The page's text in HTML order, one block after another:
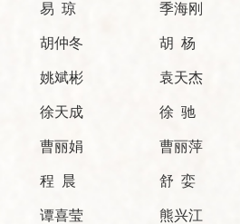
易 琼 季海刚
胡仲冬 胡 杨
姚斌彬 袁天杰
徐天成 徐 驰
曹丽娟 曹丽萍
程 晨 舒 娈
谭喜莹 熊兴江